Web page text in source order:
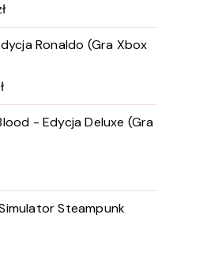
Ronaldo (Gra Xbox
- Edycja Deluxe (Gra
Steampunk